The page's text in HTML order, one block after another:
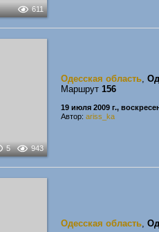
611
5 943
Одесская область,
Маршрут 156
19 июля 2009 г.,
Автор: ariss_ka
Одесская область,